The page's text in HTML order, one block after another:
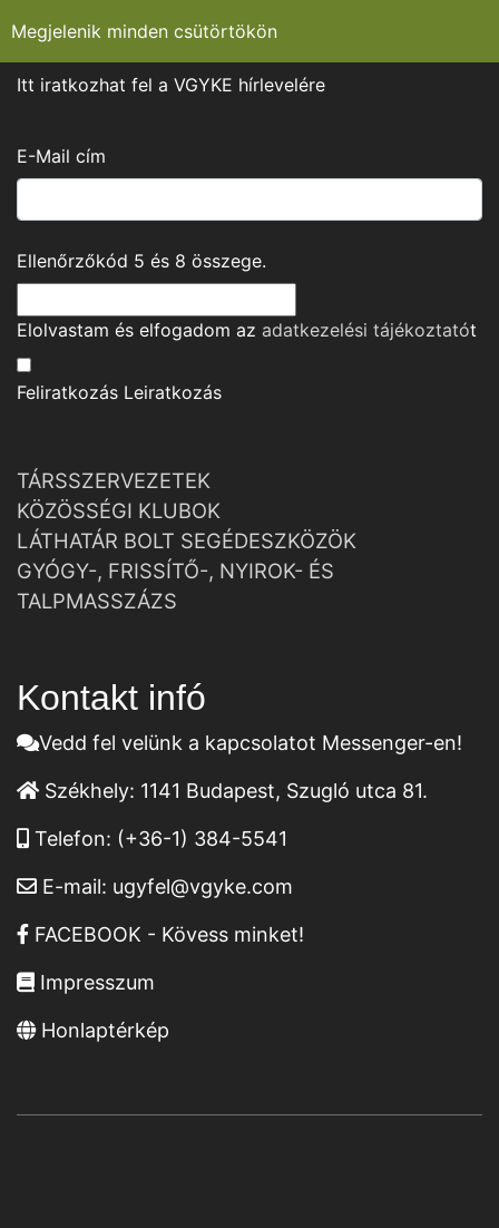
Megjelenik minden csütörtökön
Itt iratkozhat fel a VGYKE hírlevelére
E-Mail cím
Ellenőrzőkód 5 és 8 összege.
Elolvastam és elfogadom az adatkezelési tájékoztatót
Feliratkozás Leiratkozás
TÁRSSZERVEZETEK
KÖZÖSSÉGI KLUBOK
LÁTHATÁR BOLT SEGÉDESZKÖZÖK
GYÓGY-, FRISSÍTŐ-, NYIROK- ÉS
TALPMASSZÁZS
Kontakt infó
Vedd fel velünk a kapcsolatot Messenger-en!
Székhely: 1141 Budapest, Szugló utca 81.
Telefon: (+36-1) 384-5541
E-mail: ugyfel@vgyke.com
FACEBOOK - Kövess minket!
Impresszum
Honlaptérkép